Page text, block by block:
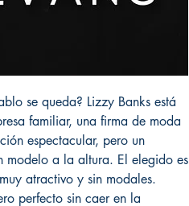
se queda? Lizzy Banks está
familiar, una firma de moda
espectacular, pero un
modelo a la altura. El elegido es
atractivo y sin modales.
perfecto sin caer en la